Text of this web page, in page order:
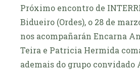
Próximo encontro de
Bidueiro (Ordes), o 28 de
nos acompañarán Encarna
Teira e Patricia Hermida
ademais do grupo convidado